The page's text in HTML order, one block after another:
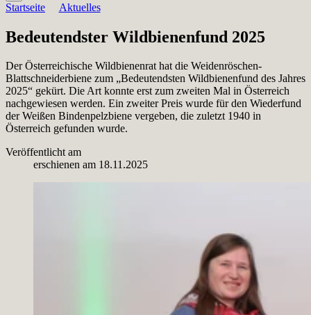
Startseite Aktuelles
Bedeutendster Wildbienenfund 2025
Der Österreichische Wildbienenrat hat die Weidenröschen-
Blattschneiderbiene zum „Bedeutendsten Wildbienenfund des Jahres
2025“ gekürt. Die Art konnte erst zum zweiten Mal in Österreich
nachgewiesen werden. Ein zweiter Preis wurde für den Wiederfund
der Weißen Bindenpelzbiene vergeben, die zuletzt 1940 in
Österreich gefunden wurde.
Veröffentlicht am
erschienen am 18.11.2025